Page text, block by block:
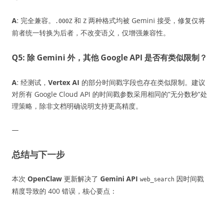
A: 完全兼容。 .000Z 和 Z 两种格式均被 Gemini 接受，修复仅将
前者统一转换为后者，不改变语义，仅增强兼容性。
Q5: 除 Gemini 外，其他 Google API 是否有类似限制？
A: 经测试， Vertex AI 的部分时间戳字段也存在类似限制。建议
对所有 Google Cloud API 的时间戳参数采用相同的”无分数秒”处
理策略，除非文档明确说明支持更高精度。
—
总结与下一步
本次 OpenClaw 更新解决了 Gemini API web_search 因时间戳
精度导致的 400 错误，核心要点：